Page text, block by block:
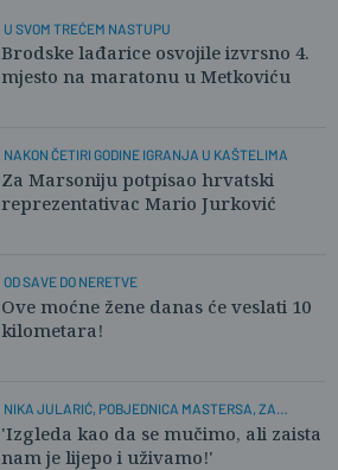
U SVOM TREĆEM NASTUPU
Brodske lađarice osvojile izvrsno 4.
mjesto na maratonu u Metkoviću
NAKON ČETIRI GODINE IGRANJA U KAŠTELIMA
Za Marsoniju potpisao hrvatski
reprezentativac Mario Jurković
OD SAVE DO NERETVE
Ove moćne žene danas će veslati 10
kilometara!
NIKA JULARIĆ, POBJEDNICA MASTERSA, ZA
PLUSPORTAL:
'Izgleda kao da se mučimo, ali zaista
nam je lijepo i uživamo!'